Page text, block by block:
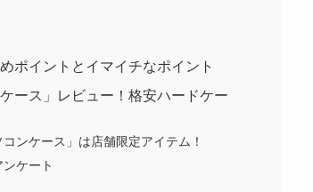
ポイントとイマイチなポイント
ース」レビュー！格安ハードケー
ンケース」は店舗限定アイテム！
ケート